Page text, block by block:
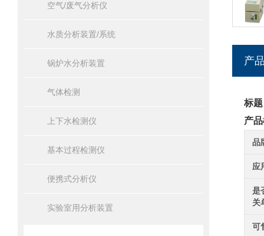
空气/废气分析仪
水质分析装置/系统
锅炉水分析装置
气体检测
上下水检测仪
基本过程检测仪
便携式分析仪
实验室用分析装置
产
标
产
品
应
是
关
可